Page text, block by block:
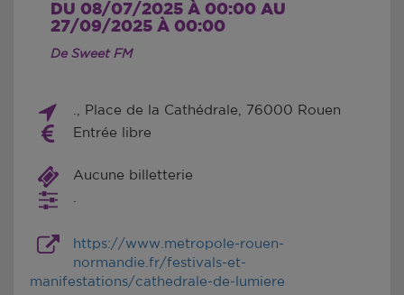
DU 08/07/2025 À 00:00 AU
27/09/2025 À 00:00
De Sweet FM
., Place de la Cathédrale, 76000 Rouen
Entrée libre
Aucune billetterie
https://www.metropole-rouen-
normandie.fr/festivals-et-
manifestations/cathedrale-de-lumiere